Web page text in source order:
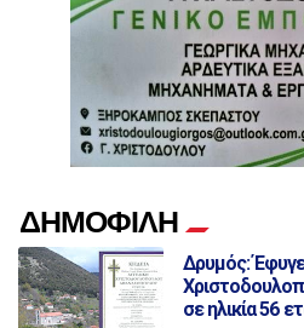
ΔΗΜΟΦΙΛΗ
Δρυμός:
σε ηλικία 56